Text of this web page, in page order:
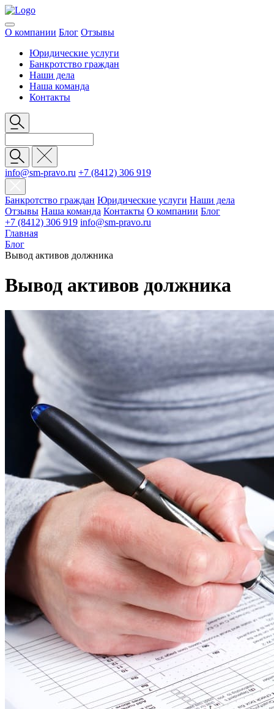
О компании Блог Отзывы
Юридические услуги
Банкротство граждан
Наши дела
Наша команда
Контакты
info@sm-pravo.ru +7 (8412) 306 919
Банкротство граждан Юридические услуги Наши дела
Отзывы Наша команда Контакты О компании Блог
+7 (8412) 306 919 info@sm-pravo.ru
Главная
Блог
Вывод активов должника
Вывод активов должника